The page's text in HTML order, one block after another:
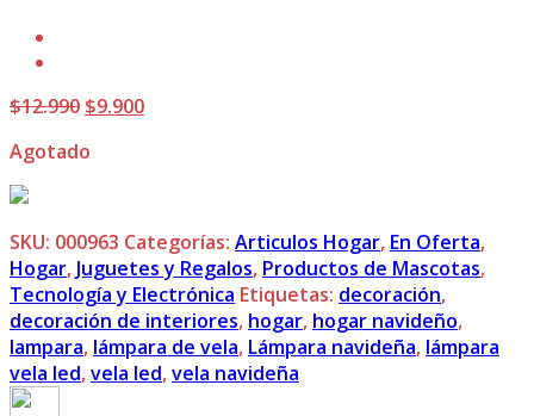
$12.990 El
original
$9.900El
Agotado
SKU: 000963 Categorías: Articulos Hogar, En Oferta,
Hogar, Juguetes y Regalos, Productos de Mascotas,
Tecnología y Electrónica Etiquetas: decoración,
decoración de interiores, hogar, hogar navideño,
lampara, lámpara de vela, Lámpara navideña, lámpara
vela led,vela led,vela navideña